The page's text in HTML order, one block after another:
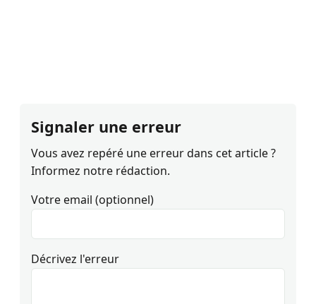
Signaler une erreur
Vous avez repéré une erreur dans cet article ?
Informez notre rédaction.
Votre email (optionnel)
Décrivez l'erreur